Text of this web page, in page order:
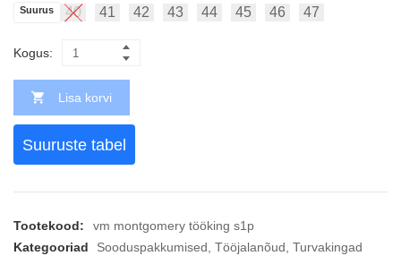
Suurus 40 41 42 43 44 45 46 47
Kogus:
Lisa korvi
Suuruste tabel
Tootekood:
vm montgomery tööking s1p
Kategooriad
Sooduspakkumised Tööjalanõud Turvakingad